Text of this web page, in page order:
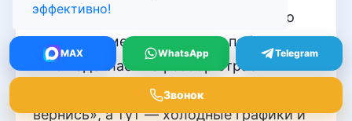
Мой внутренний романтик, читая про
«качество методы», слегка побледнел.
Я-то надеялась на разбор страстных
обращений в духе «любовь моя,
вернись», а тут — холодные графики и
эффективно!
MAX WhatsApp Telegram
Звонок